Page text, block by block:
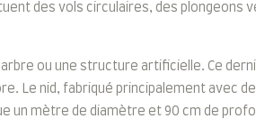
des vols circulaires, des plongeons
ou une structure artificielle. Ce
Le nid, fabriqué principalement avec
un mètre de diamètre et 90 cm de